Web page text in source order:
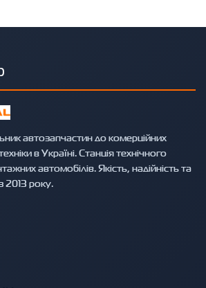
автозапчастин до комерційних
в Україні. Станція технічного
автомобілів. Якість, надійність та
2013 року.